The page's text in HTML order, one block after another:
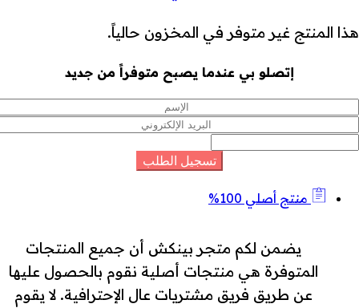
هذا المنتج غير متوفر في المخزون حالياً.
إتصلو بي عندما يصبح متوفراً من جديد
منتج أصلي 100%
يضمن لكم متجر بينكش أن جميع المنتجات
المتوفرة هي منتجات أصلية نقوم بالحصول عليها
عن طريق فريق مشتريات عال الإحترافية. لا يقوم